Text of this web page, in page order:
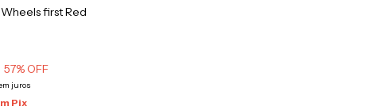
first Red
57% OFF
juros
Pix